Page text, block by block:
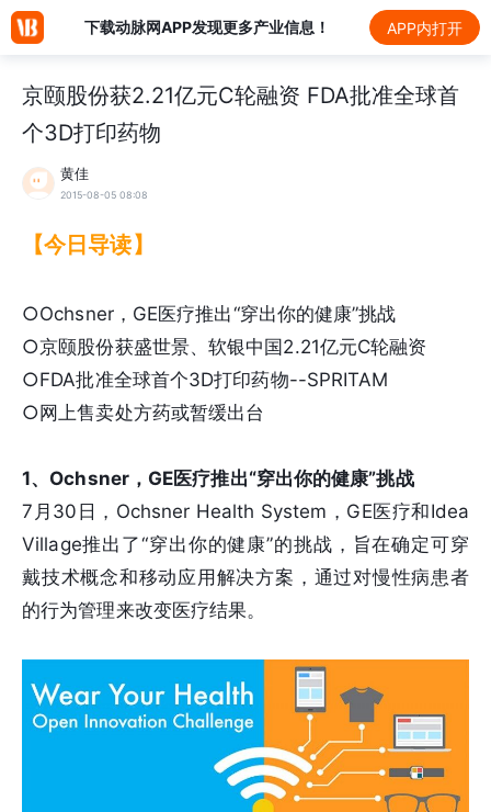
下载动脉网APP发现更多产业信息！ APP内打开
京颐股份获2.21亿元C轮融资 FDA批准全球首
个3D打印药物
黄佳
2015-08-05 08:08
【今日导读】
○Ochsner，GE医疗推出“穿出你的健康”挑战
○京颐股份获盛世景、软银中国2.21亿元C轮融资
○FDA批准全球首个3D打印药物--SPRITAM
○网上售卖处方药或暂缓出台
1、Ochsner，GE医疗推出“穿出你的健康”挑战
7月30日，Ochsner Health System，GE医疗和Idea
Village推出了“穿出你的健康”的挑战，旨在确定可穿
戴技术概念和移动应用解决方案，通过对慢性病患者
的行为管理来改变医疗结果。